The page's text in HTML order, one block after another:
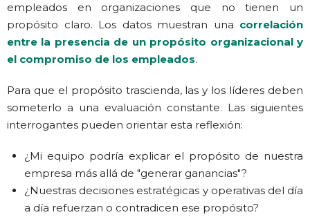
empleados en organizaciones que no tienen un
propósito claro. Los datos muestran una correlación
entre la presencia de un propósito organizacional y
el compromiso de los empleados.
Para que el propósito trascienda, las y los líderes deben
someterlo a una evaluación constante. Las siguientes
interrogantes pueden orientar esta reflexión:
¿Mi equipo podría explicar el propósito de nuestra
empresa más allá de "generar ganancias"?
¿Nuestras decisiones estratégicas y operativas del día
a día refuerzan o contradicen ese propósito?